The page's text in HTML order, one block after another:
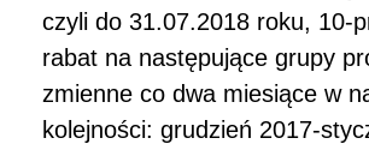
czyli do 31.07.2018 roku, 10-
rabat na następujące grupy
zmienne co dwa miesiące w
kolejności: grudzień 2017-